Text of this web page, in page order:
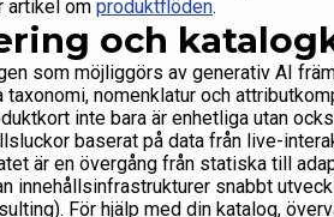
artikel om produktflöden.
och
som möjliggörs av generativ AI
taxonomi, nomenklatur och
inte bara är enhetliga utan
baserat på data från live-
är en övergång från statiska till
innehållsinfrastrukturer snabbt
För hjälp med din katalog,